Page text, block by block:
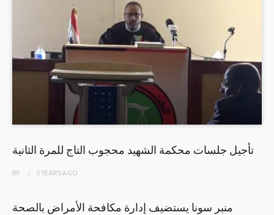
تأجيل جلسات محكمة الشهيد محجوب التاج للمرة الثانية
BY 5 YEARSAGO
منبر سونا يستضيف إدارة مكافحة الأمراض بالصحة